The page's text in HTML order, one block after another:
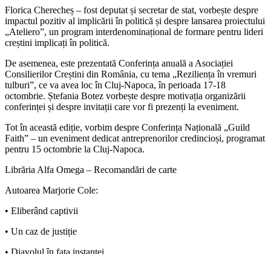
Florica Cherecheș – fost deputat și secretar de stat, vorbește despre
impactul pozitiv al implicării în politică și despre lansarea proiectului
„Ateliero”, un program interdenominațional de formare pentru lideri
creștini implicați în politică.
De asemenea, este prezentată Conferința anuală a Asociației
Consilierilor Creștini din România, cu tema „Reziliența în vremuri
tulburi”, ce va avea loc în Cluj-Napoca, în perioada 17-18
octombrie. Ștefania Botez vorbește despre motivația organizării
conferinței și despre invitații care vor fi prezenți la eveniment.
Tot în această ediție, vorbim despre Conferința Națională „Guild
Faith” – un eveniment dedicat antreprenorilor credincioși, programat
pentru 15 octombrie la Cluj-Napoca.
Librăria Alfa Omega – Recomandări de carte
Autoarea Marjorie Cole:
• Eliberând captivii
• Un caz de justiție
• Diavolul în fața instanței